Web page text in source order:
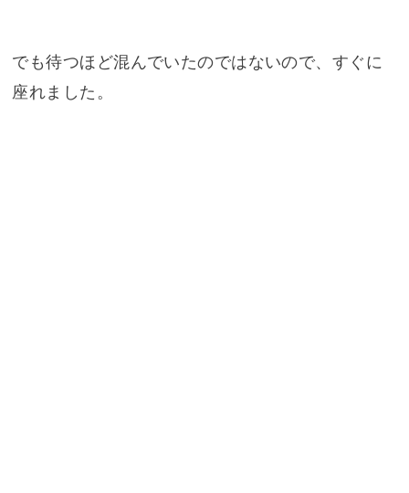
でも待つほど混んでいたのではないので、すぐに
座れました。